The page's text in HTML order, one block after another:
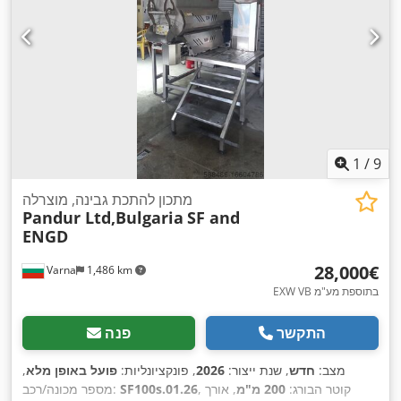
1 /9
Varna 1,486 km
מתכון להתכת גבינה, מוצרלה
Pandur Ltd,Bulgaria SF and
ENGD
‏28,000 ‏€
EXW VB בתוספת מע"מ
פנה התקשר
מצב: חדש, שנת ייצור: 2026, פונקציונליות: פועל באופן מלא,
מספר מכונה/רכב: SF100s.01.26 , קוטר הבורג: 200 מ"מ
, אורך